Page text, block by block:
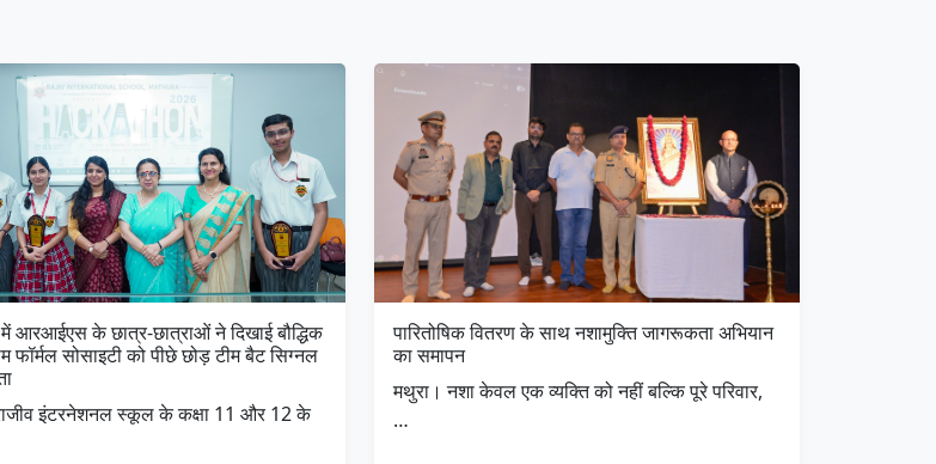
आरआईएस के छात्र-छात्राओं ने दिखाई बौद्धिक
फॉर्मल सोसाइटी को पीछे छोड़ टीम बैट सिग्नल
इंटरनेशनल स्कूल के कक्षा 11 और 12 के
पारितोषिक वितरण के साथ नशामुक्ति जागरूकता अभियान
का समापन
मथुरा। नशा केवल एक व्यक्ति को नहीं बल्कि पूरे परिवार,
…